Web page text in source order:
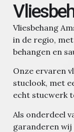
Vliesbehang
in de regio,
behangen en
Onze ervaren
stuclook, met
echt stucwerk
Als onderdeel
garanderen wij